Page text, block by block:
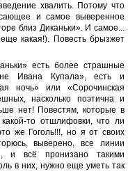
хвалить. Потому что
и самое выверенное
близ Диканьки». И самое...
какая!). Повесть брызжет
есть более страшные
Ивана Купала», есть и
ночь» или «Сорочинская
насколько поэтична и
нет! Повестям, которые в
то отшлифовки, что ли
же Гоголь!!!, но я от своих
выверено, все линии
и всё пронизано такими
в них, нужно еще уметь так